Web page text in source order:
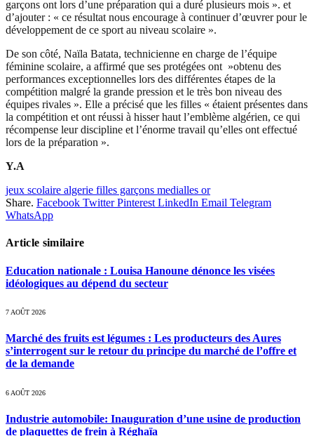
garçons ont lors d’une préparation qui a duré plusieurs mois ». et
d’ajouter : « ce résultat nous encourage à continuer d’œuvrer pour le
développement de ce sport au niveau scolaire ».
De son côté, Naïla Batata, technicienne en charge de l’équipe
féminine scolaire, a affirmé que ses protégées ont »obtenu des
performances exceptionnelles lors des différentes étapes de la
compétition malgré la grande pression et le très bon niveau des
équipes rivales ». Elle a précisé que les filles « étaient présentes dans
la compétition et ont réussi à hisser haut l’emblème algérien, ce qui
récompense leur discipline et l’énorme travail qu’elles ont effectué
lors de la préparation ».
Y.A
jeux scolaire algerie filles garçons medialles or
Share. Facebook Twitter Pinterest LinkedIn Email Telegram
WhatsApp
Article similaire
Education nationale : Louisa Hanoune dénonce les visées
idéologiques au dépend du secteur
7 AOÛT 2026
Marché des fruits est légumes : Les producteurs des Aures
s’interrogent sur le retour du principe du marché de l’offre et
de la demande
6 AOÛT 2026
Industrie automobile: Inauguration d’une usine de production
de plaquettes de frein à Réghaïa